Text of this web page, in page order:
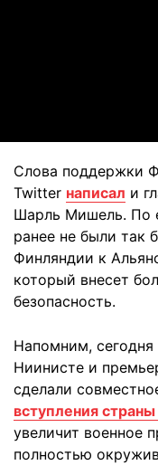
Слова поддержки
Twitter написал и
Шарль Мишель. По
ранее не были так
Финляндии к
который внесет
безопасность.
Напомним,
Ниинисте и
сделали
вступления
увеличит военное
полностью